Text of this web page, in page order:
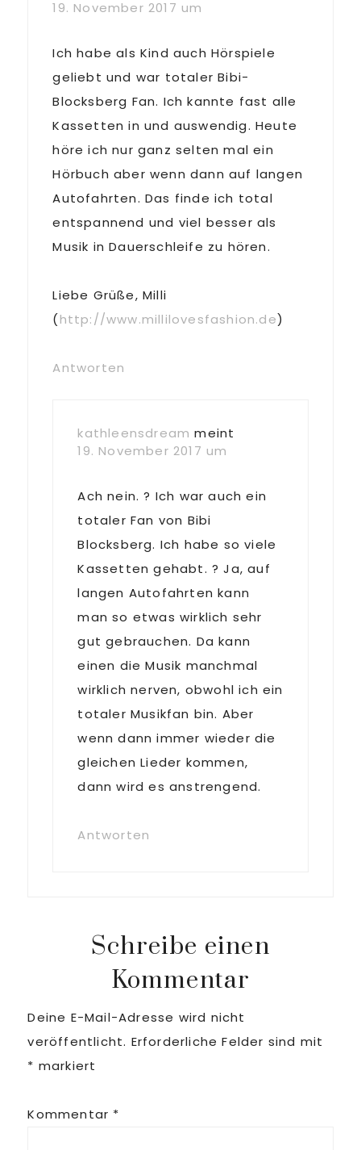
19. November 2017 um
Ich habe als Kind auch Hörspiele
geliebt und war totaler Bibi-
Blocksberg Fan. Ich kannte fast alle
Kassetten in und auswendig. Heute
höre ich nur ganz selten mal ein
Hörbuch aber wenn dann auf langen
Autofahrten. Das finde ich total
entspannend und viel besser als
Musik in Dauerschleife zu hören.
Liebe Grüße, Milli
(http://www.millilovesfashion.de)
Antworten
kathleensdream meint
19. November 2017 um
Ach nein. ? Ich war auch ein
totaler Fan von Bibi
Blocksberg. Ich habe so viele
Kassetten gehabt. ? Ja, auf
langen Autofahrten kann
man so etwas wirklich sehr
gut gebrauchen. Da kann
einen die Musik manchmal
wirklich nerven, obwohl ich ein
totaler Musikfan bin. Aber
wenn dann immer wieder die
gleichen Lieder kommen,
dann wird es anstrengend.
Antworten
Schreibe einen
Kommentar
Deine E-Mail-Adresse wird nicht
veröffentlicht. Erforderliche Felder sind mit
* markiert
Kommentar *